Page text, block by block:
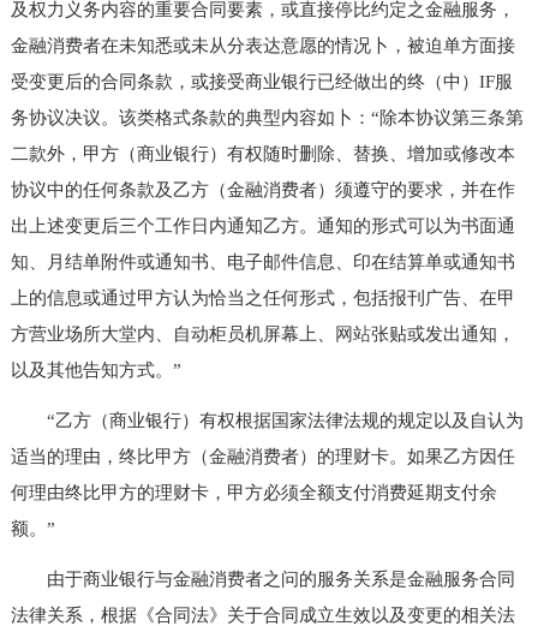
及权力义务内容的重要合同要素，或直接停比约定之金融服务，
金融消费者在未知悉或未从分表达意愿的情况卜，被迫单方面接
受变更后的合同条款，或接受商业银行已经做出的终（中）IF服
务协议决议。该类格式条款的典型内容如卜：“除本协议第三条第
二款外，甲方（商业银行）有权随时删除、替换、增加或修改本
协议中的任何条款及乙方（金融消费者）须遵守的要求，并在作
出上述变更后三个工作日内通知乙方。通知的形式可以为书面通
知、月结单附件或通知书、电子邮件信息、印在结算单或通知书
上的信息或通过甲方认为恰当之任何形式，包括报刊广告、在甲
方营业场所大堂内、自动柜员机屏幕上、
网站张贴或发出通知，
以及其他告知方式。”
“乙方（商业银行）有权根据国家法律法规的规定以及自认为
适当的理由，终比甲方（金融消费者）的理财卡。如果乙方因任
何理由终比甲方的理财卡，甲方必须全额支付消费延期支付余
额。”
由于商业银行与金融消费者之问的服务关系是金融服务合同
法律关系，根据《合同法》关于合同成立生效以及变更的相关法